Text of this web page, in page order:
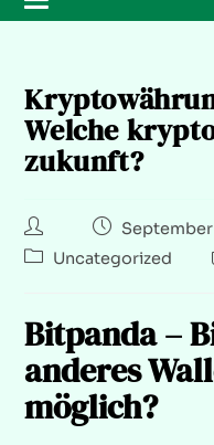
Welche
zukunft?
September
Uncategorized
Bitpanda –
anderes
möglich?